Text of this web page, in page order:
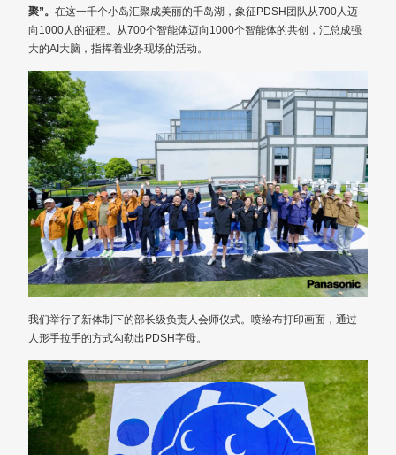
聚”。在这一千个小岛汇聚成美丽的千岛湖，象征PDSH团队从700人迈
向1000人的征程。从700个智能体迈向1000个智能体的共创，汇总成强
大的AI大脑，指挥着业务现场的活动。
我们举行了新体制下的部长级负责人会师仪式。喷绘布打印画面，通过
人形手拉手的方式勾勒出PDSH字母。